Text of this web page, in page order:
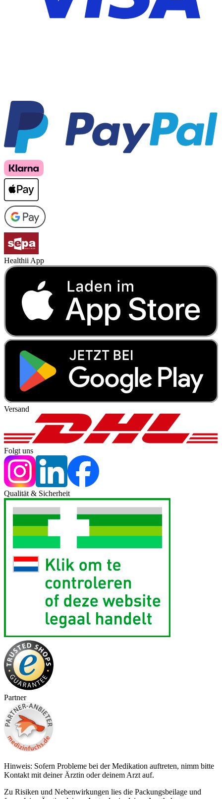
Healthii App
Versand
Folgt uns
Qualität & Sicherheit
Partner
Hinweis: Sofern Probleme bei der Medikation auftreten, nimm bitte
Kontakt mit deiner Ärztin oder deinem Arzt auf.
Zu Risiken und Nebenwirkungen lies die Packungsbeilage und